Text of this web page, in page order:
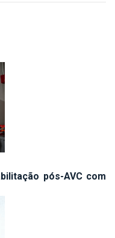
pós-AVC com